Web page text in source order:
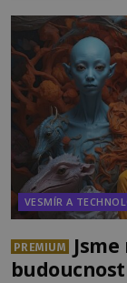
Právě nalezl
nad nálezem
VESMÍR A
PREMIUM